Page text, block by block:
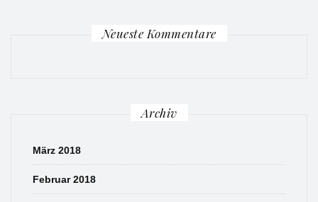
Neueste Kommentare
Archiv
März 2018
Februar 2018